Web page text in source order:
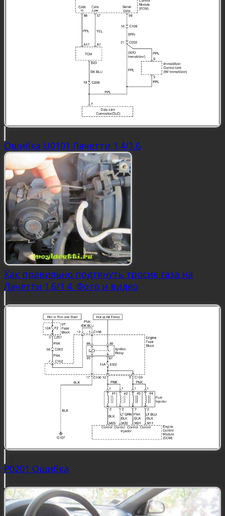
Ошибка U0101 Лачетти 1.4/1.6
Как правильно подтянуть тросик газа на
Лачетти 1.6/1.4. Фото и видео
P0201 Ошибка